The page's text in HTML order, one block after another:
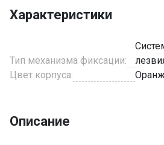
Характеристики
Тип механизма фиксации:
Цвет корпуса:
Описание